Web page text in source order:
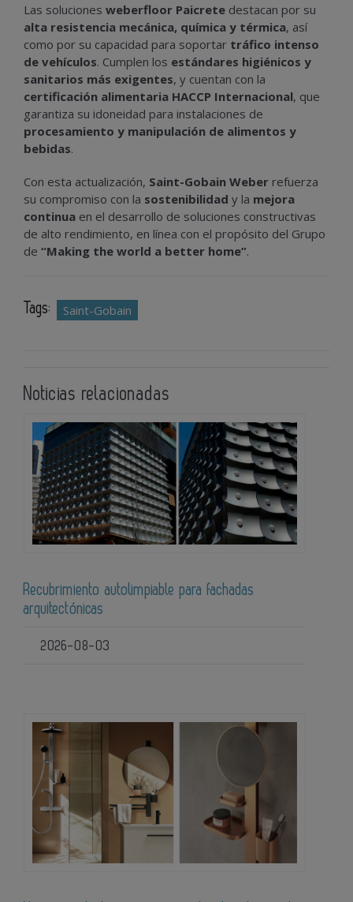
Las soluciones weberfloor Paicrete destacan por su
alta resistencia mecánica, química y térmica, así
como por su capacidad para soportar tráfico intenso
de vehículos. Cumplen los estándares higiénicos y
sanitarios más exigentes, y cuentan con la
certificación alimentaria HACCP Internacional, que
garantiza su idoneidad para instalaciones de
procesamiento y manipulación de alimentos y
bebidas.
Con esta actualización, Saint-Gobain Weber refuerza
su compromiso con la sostenibilidad y la mejora
continua en el desarrollo de soluciones constructivas
de alto rendimiento, en línea con el propósito del Grupo
de “Making the world a better home”.
Tags: Saint-Gobain
Noticias relacionadas
Recubrimiento autolimpiable para fachadas
arquitectónicas
2026-08-03